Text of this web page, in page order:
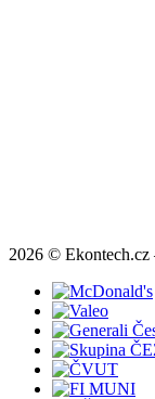
2026 © Ekontech.cz